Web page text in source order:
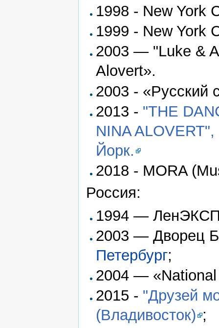
1998 - New York
1999 - New York
2003 — "Luke &
Alovert».
2003 - «Русский
2013 - "THE
NINA
Йорк.
2018 - MORA
Россия:
1994 —
2003 — Дворец
Петербург;
2004 —
2015 - "Друзей
(Владивосток) ;